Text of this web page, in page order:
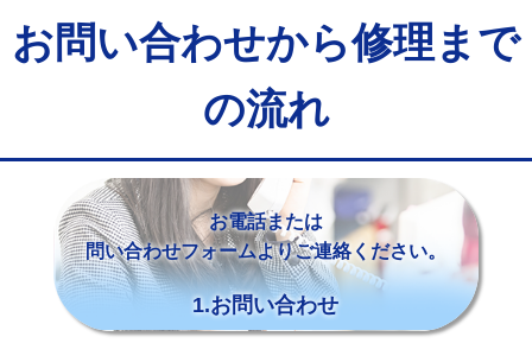
お問い合わせから修理まで
の流れ
お電話または
問い合わせフォームよりご連絡ください。
1.お問い合わせ